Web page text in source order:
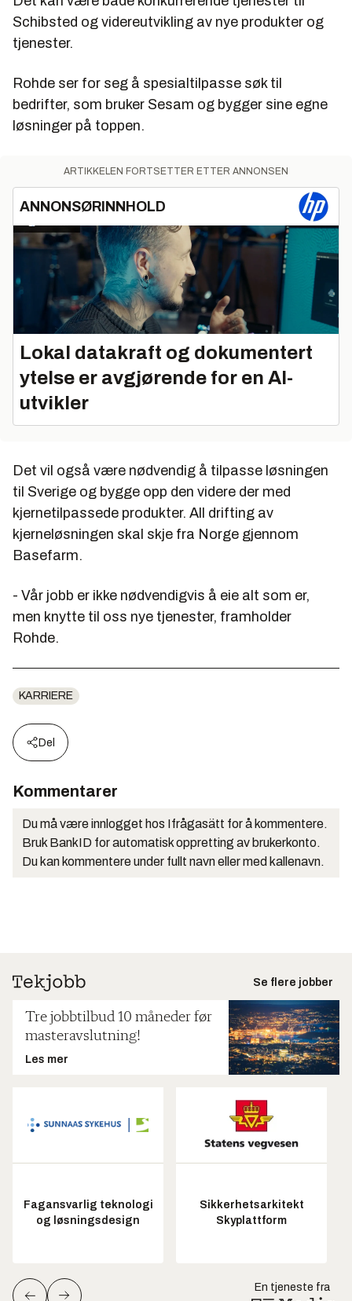
Schibsted og videreutvikling av nye produkter og
tjenester.
Rohde ser for seg å spesialtilpasse søk til
bedrifter, som bruker Sesam og bygger sine egne
løsninger på toppen.
ARTIKKELEN FORTSETTER ETTER ANNONSEN
ANNONSØRINNHOLD
Lokal datakraft og dokumentert
ytelse er avgjørende for en AI-
utvikler
Det vil også være nødvendig å tilpasse løsningen
til Sverige og bygge opp den videre der med
kjernetilpassede produkter. All drifting av
kjerneløsningen skal skje fra Norge gjennom
Basefarm.
- Vår jobb er ikke nødvendigvis å eie alt som er,
men knytte til oss nye tjenester, framholder
Rohde.
KARRIERE
Del
Kommentarer
Du må være innlogget hos Ifrågasätt for å kommentere.
Bruk BankID for automatisk oppretting av brukerkonto.
Du kan kommentere under fullt navn eller med kallenavn.
Se flere jobber
Tre jobbtilbud 10 måneder før
masteravslutning!
Les mer
Fagansvarlig teknologi
og løsningsdesign
Sikkerhetsarkitekt
Skyplattform
En tjeneste fra